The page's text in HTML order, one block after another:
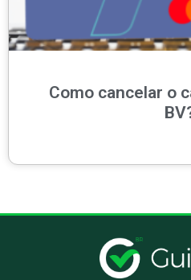
Como cancelar o